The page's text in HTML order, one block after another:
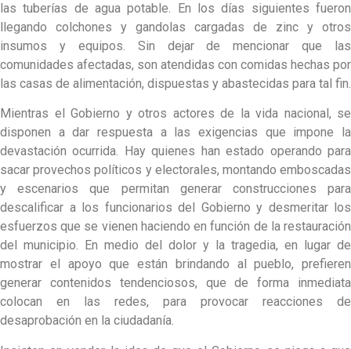
las tuberías de agua potable. En los días siguientes fueron
llegando colchones y gandolas cargadas de zinc y otros
insumos y equipos. Sin dejar de mencionar que las
comunidades afectadas, son atendidas con comidas hechas por
las casas de alimentación, dispuestas y abastecidas para tal fin.
Mientras el Gobierno y otros actores de la vida nacional, se
disponen a dar respuesta a las exigencias que impone la
devastación ocurrida. Hay quienes han estado operando para
sacar provechos políticos y electorales, montando emboscadas
y escenarios que permitan generar construcciones para
descalificar a los funcionarios del Gobierno y desmeritar los
esfuerzos que se vienen haciendo en función de la restauración
del municipio. En medio del dolor y la tragedia, en lugar de
mostrar el apoyo que están brindando al pueblo, prefieren
generar contenidos tendenciosos, que de forma inmediata
colocan en las redes, para provocar reacciones de
desaprobación en la ciudadanía.